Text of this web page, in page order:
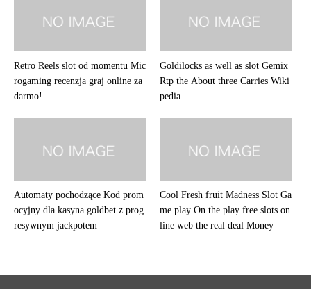
Retro Reels slot od momentu Mic
rogaming recenzja graj online za
darmo!
Goldilocks as well as slot Gemix
Rtp the About three Carries Wiki
pedia
Automaty pochodzące Kod prom
ocyjny dla kasyna goldbet z prog
resywnym jackpotem
Cool Fresh fruit Madness Slot Ga
me play On the play free slots on
line web the real deal Money